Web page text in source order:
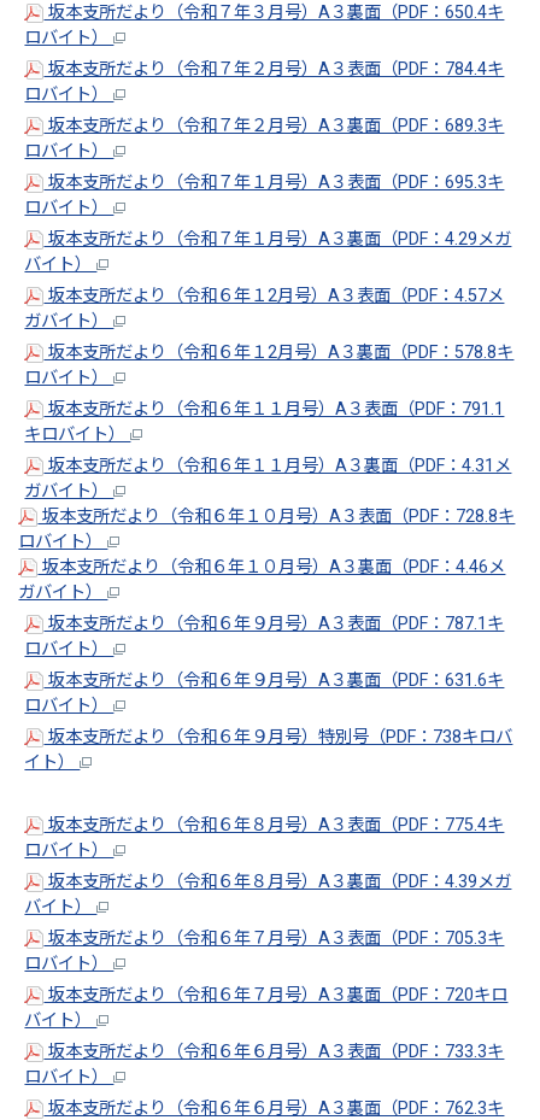
坂本支所だより（令和７年３月号）A３裏面（PDF：650.4キ
ロバイト）
坂本支所だより（令和７年２月号）A３表面（PDF：784.4キ
ロバイト）
坂本支所だより（令和７年２月号）A３裏面（PDF：689.3キ
ロバイト）
坂本支所だより（令和７年１月号）A３表面（PDF：695.3キ
ロバイト）
坂本支所だより（令和７年１月号）A３裏面（PDF：4.29メガ
バイト）
坂本支所だより（令和６年１2月号）A３表面（PDF：4.57メ
ガバイト）
坂本支所だより（令和６年１2月号）A３裏面（PDF：578.8キ
ロバイト）
坂本支所だより（令和６年１１月号）A３表面（PDF：791.1
キロバイト）
坂本支所だより（令和６年１１月号）A３裏面（PDF：4.31メ
ガバイト）
坂本支所だより（令和６年１０月号）A３表面（PDF：728.8キ
ロバイト）
坂本支所だより（令和６年１０月号）A３裏面（PDF：4.46メ
ガバイト）
坂本支所だより（令和６年９月号）A３表面（PDF：787.1キ
ロバイト）
坂本支所だより（令和６年９月号）A３裏面（PDF：631.6キ
ロバイト）
坂本支所だより（令和６年９月号）特別号（PDF：738キロバ
イト）
坂本支所だより（令和６年８月号）A３表面（PDF：775.4キ
ロバイト）
坂本支所だより（令和６年８月号）A３裏面（PDF：4.39メガ
バイト）
坂本支所だより（令和６年７月号）A３表面（PDF：705.3キ
ロバイト）
坂本支所だより（令和６年７月号）A３裏面（PDF：720キロ
バイト）
坂本支所だより（令和６年６月号）A３表面（PDF：733.3キ
ロバイト）
坂本支所だより（令和６年６月号）A３裏面（PDF：762.3キ